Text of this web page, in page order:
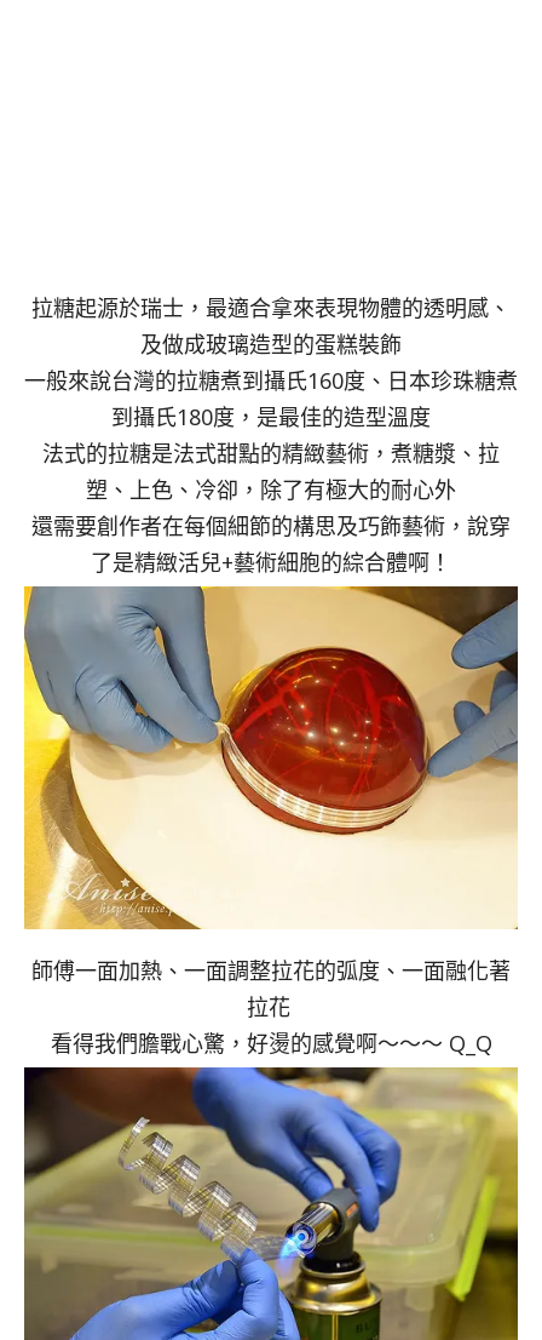
拉糖起源於瑞士，最適合拿來表現物體的透明感、
及做成玻璃造型的蛋糕裝飾
一般來說台灣的拉糖煮到攝氏160度、日本珍珠糖煮
到攝氏180度，是最佳的造型溫度
法式的拉糖是法式甜點的精緻藝術，煮糖漿、拉
塑、上色、冷卻，除了有極大的耐心外
還需要創作者在每個細節的構思及巧飾藝術，說穿
了是精緻活兒+藝術細胞的綜合體啊！
師傅一面加熱、一面調整拉花的弧度、一面融化著
拉花
看得我們膽戰心驚，好燙的感覺啊～～～ Q_Q